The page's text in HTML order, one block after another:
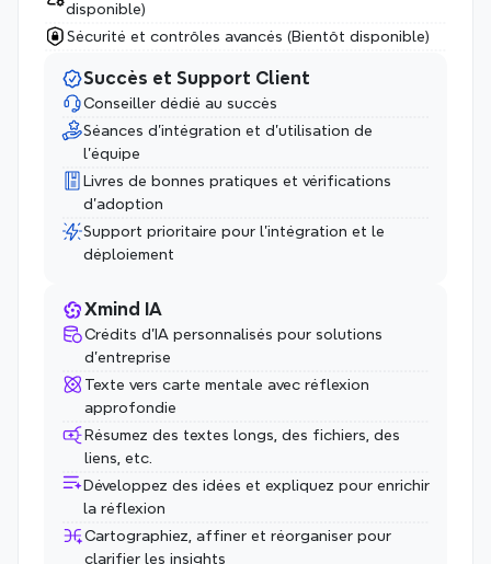
disponible)
Sécurité et contrôles avancés (Bientôt disponible)
Succès et Support Client
Conseiller dédié au succès
Séances d'intégration et d'utilisation de
l'équipe
Livres de bonnes pratiques et vérifications
d'adoption
Support prioritaire pour l'intégration et le
déploiement
Xmind IA
Crédits d'IA personnalisés pour solutions
d'entreprise
Texte vers carte mentale avec réflexion
approfondie
Résumez des textes longs, des fichiers, des
liens, etc.
Développez des idées et expliquez pour enrichir
la réflexion
Cartographiez, affiner et réorganiser pour
clarifier les insights